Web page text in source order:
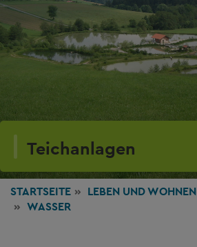
Teichanlagen
STARTSEITE LEBEN UND WOHNEN
WASSER